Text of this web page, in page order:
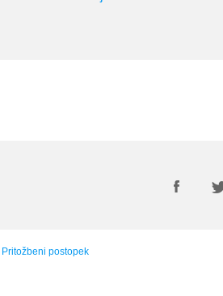
Pritožbeni postopek